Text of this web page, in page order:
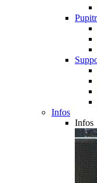
Infos
Infos